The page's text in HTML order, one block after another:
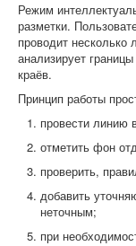
Режим
разметки.
проводит несколько
анализирует
краёв.
Принцип работы
провести линию
отметить фон
проверить,
добавить
неточным;
при